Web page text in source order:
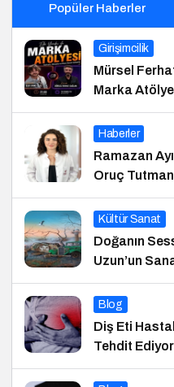
Popüler Haberler
Girişimcilik
Mürsel
Marka
Haberler
Ramazan
Oruç
Kültür Sanat
Doğanın
Uzun’un
Blog
Diş Eti
Tehdit